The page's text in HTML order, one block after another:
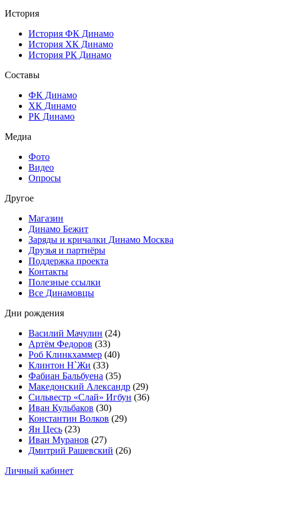
История
История ФК Динамо
История ХК Динамо
История РК Динамо
Составы
ФК Динамо
ХК Динамо
РК Динамо
Медиа
Фото
Видео
Опросы
Другое
Магазин
Динамо Бежит
Заряды и кричалки Динамо Москва
Друзья и партнёры
Поддержка проекта
Контакты
Полезные ссылки
Все Динамовцы
Дни рождения
Василий Мачулин (24)
Артём Федоров (33)
Роб Клинкхаммер (40)
Клинтон Н`Жи (33)
Фабиан Бальбуена (35)
Македонский Александр (29)
Сильвестр «Слай» Игбун (36)
Иван Кульбаков (30)
Константин Волков (29)
Ян Цесь (23)
Иван Муранов (27)
Дмитрий Рашевский (26)
Личный кабинет